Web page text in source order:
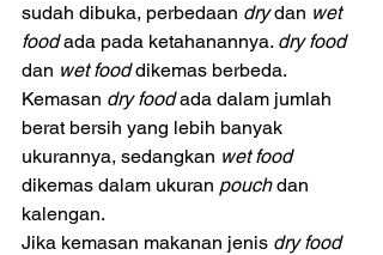
sudah dibuka, perbedaan dry dan wet
food ada pada ketahanannya. dry food
dan wet food dikemas berbeda.
Kemasan dry food ada dalam jumlah
berat bersih yang lebih banyak
ukurannya, sedangkan wet food
dikemas dalam ukuran pouch dan
kalengan.
Jika kemasan makanan jenis dry food